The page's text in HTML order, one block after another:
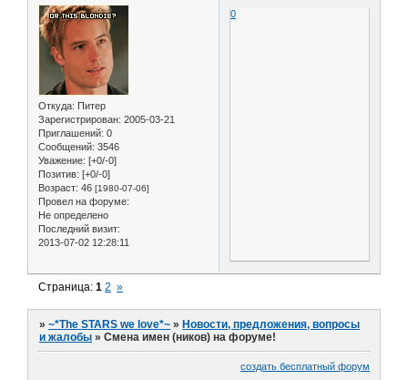
Откуда: Питер
Зарегистрирован: 2005-03-21
Приглашений: 0
Сообщений: 3546
Уважение: [+0/-0]
Позитив: [+0/-0]
Возраст: 46 [1980-07-06]
Провел на форуме:
Не определено
Последний визит:
2013-07-02 12:28:11
0
Страница:1 2 »
»~*The STARS we love*~ » Новости, предложения, вопросы
и жалобы »Смена имен (ников) на форуме!
создать бесплатный форум